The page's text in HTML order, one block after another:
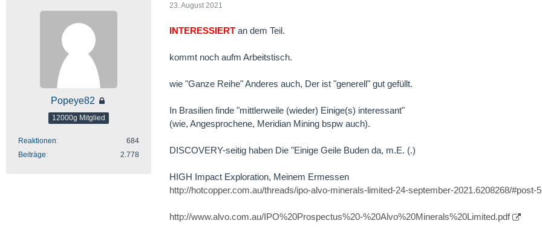
- The 3.45 billion pounds of copper should be amenable to heap leaching with an average
costs of capital and operating development options compared to the previously
there is significant potential to expand the oxide resource as we continue to progress the
project.
http://worldcopperltd.com/world-copper-reports-426-million-tonne-oxide-copper-resource-at-
Popeye82
12000g Mitglied
Reaktionen
684
Beiträge
2.778
23. August 2021
INTERESSIERT an dem Teil.
kommt noch aufm Arbeitstisch.
wie "Ganze Reihe" Anderes auch, Der ist "generell" gut gefüllt.
In Brasilien finde "mittlerweile (wieder) Einige(s) interessant"
(wie, Angesprochene, Meridian Mining bspw auch).
DISCOVERY-seitig haben Die "Einige Geile Buden da, m.E. (.)
HIGH Impact Exploration, Meinem Ermessen
http://hotcopper.com.au/threads/ipo-alvo-minerals-limited-24-september-2021.6208268/#post-
http://www.alvo.com.au/IPO%20Prospectus%20-%20Alvo%20Minerals%20Limited.pdf